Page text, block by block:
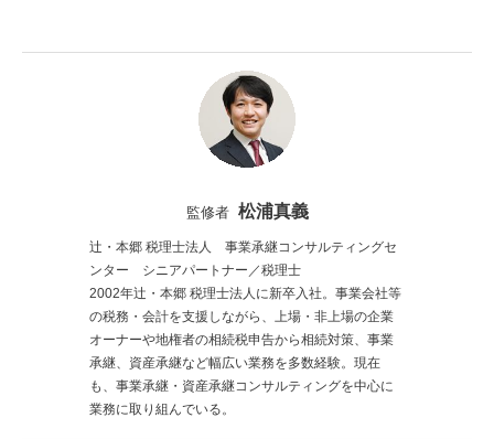
監修者 松浦真義
辻・本郷 税理士法人 事業承継コンサルティングセ
ンター シニアパートナー／税理士
2002年辻・本郷 税理士法人に新卒入社。事業会社等
の税務・会計を支援しながら、上場・非上場の企業
オーナーや地権者の相続税申告から相続対策、事業
承継、資産承継など幅広い業務を多数経験。現在
も、事業承継・資産承継コンサルティングを中心に
業務に取り組んでいる。